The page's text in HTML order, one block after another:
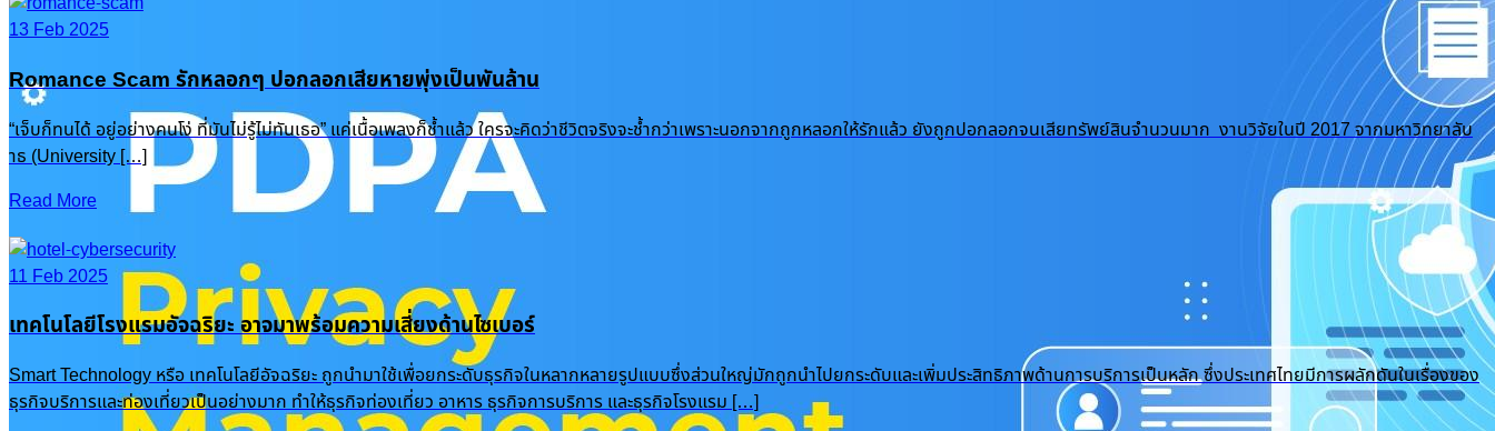
13 Feb 2025
Romance Scam รักหลอกๆ ปอกลอกเสียหายพุ่งเป็นพันล้าน
“เจ็บก็ทนได้ อยู่อย่างคนโง่ ที่มันไม่รู้ไม่ทันเธอ” แค่เนื้อเพลงก็ช้ำแล้ว ใครจะคิดว่าชีวิตจริงจะช้ำกว่าเพราะนอกจากถูกหลอกให้รักแล้ว ยังถูกปอกลอกจนเสียทรัพย์สินจำนวนมาก งานวิจัยในปี 2017 จากมหาวิทยาลับ
าธ (University […]
Read More
11 Feb 2025
เทคโนโลยีโรงแรมอัจฉริยะ อาจมาพร้อมความเสี่ยงด้านไซเบอร์
Smart Technology หรือ เทคโนโลยีอัจฉริยะ ถูกนำมาใช้เพื่อยกระดับธุรกิจในหลากหลายรูปแบบซึ่งส่วนใหญ่มักถูกนำไปยกระดับและเพิ่มประสิทธิภาพด้านการบริการเป็นหลัก ซึ่งประเทศไทยมีการผลักดันในเรื่องของ
ธุรกิจบริการและท่องเที่ยวเป็นอย่างมาก ทำให้ธุรกิจท่องเที่ยว อาหาร ธุรกิจการบริการ และธุรกิจโรงแรม […]